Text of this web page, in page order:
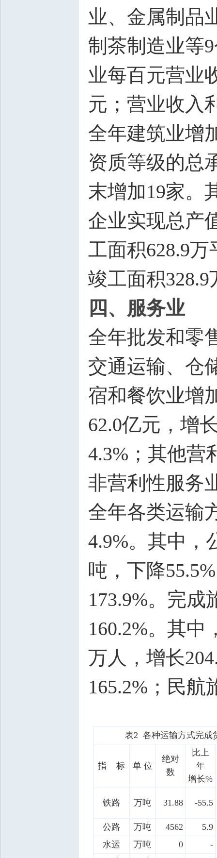
业、金属制品
制茶制造业等
业每百元营业
元；营业收入
全年建筑业增
资质等级的总
末增加19家。
企业实现总产
工面积628.9
竣工面积
四、服务业
全年批发和零
交通运输、仓
宿和餐饮业增
62.0亿元，增
4.3%；其他营
非营利性服务
全年各类运输
4.9%。其中，
吨，下降
173.9%。完成
160.2%。其中
万人，增长
165.2%；民航
表2 各种运输方式完成
指 标 单 位
绝对
数
比上
年
增长%
铁路 万吨 31.88 -55.5
公路 万吨 4562
5.9
水运
万吨 0
-